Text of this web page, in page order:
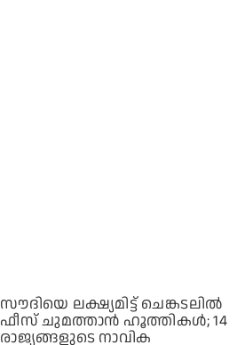
സൗദിയെ ലക്ഷ്യമിട്ട് ചെങ്കടലില്‍
ഫീസ് ചുമത്താന്‍ ഹൂത്തികള്‍; 14
രാജ്യങ്ങളുടെ നാവിക